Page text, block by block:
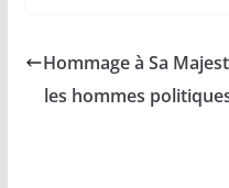
Hommage à Sa
les hommes